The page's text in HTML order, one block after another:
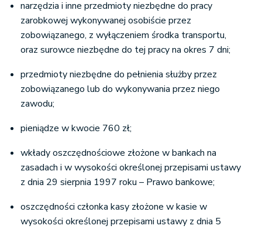
narzędzia i inne przedmioty niezbędne do pracy
zarobkowej wykonywanej osobiście przez
zobowiązanego, z wyłączeniem środka transportu,
oraz surowce niezbędne do tej pracy na okres 7 dni;
przedmioty niezbędne do pełnienia służby przez
zobowiązanego lub do wykonywania przez niego
zawodu;
pieniądze w kwocie 760 zł;
wkłady oszczędnościowe złożone w bankach na
zasadach i w wysokości określonej przepisami ustawy
z dnia 29 sierpnia 1997 roku – Prawo bankowe;
oszczędności członka kasy złożone w kasie w
wysokości określonej przepisami ustawy z dnia 5